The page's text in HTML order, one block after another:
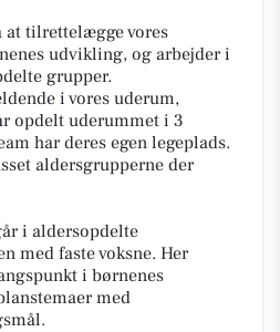
at tilrettelægge vores
udvikling, og arbejder i
grupper.
i vores uderum,
opdelt uderummet i 3
har deres egen legeplads.
aldersgrupperne der
i aldersopdelte
med faste voksne. Her
i børnenes
med